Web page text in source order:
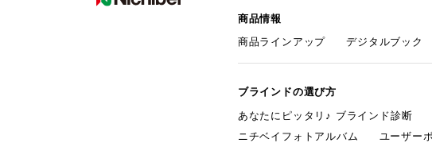
商品情報
商品ラインアップ
デジタルブック
ブラインドの選び方
あなたにピッタリ♪ ブラインド診断
ニチベイフォトアルバム
ユーザー